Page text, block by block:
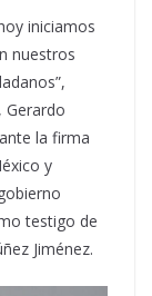
iniciamos
nuestros
Gerardo
la firma
y
testigo de
Jiménez.